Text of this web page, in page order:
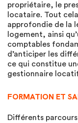
propriétaire, le
locataire. Tout
approfondie de la
logement, ainsi
comptables
d’anticiper les
ce qui constitue
gestionnaire
FORMATION ET
Différents